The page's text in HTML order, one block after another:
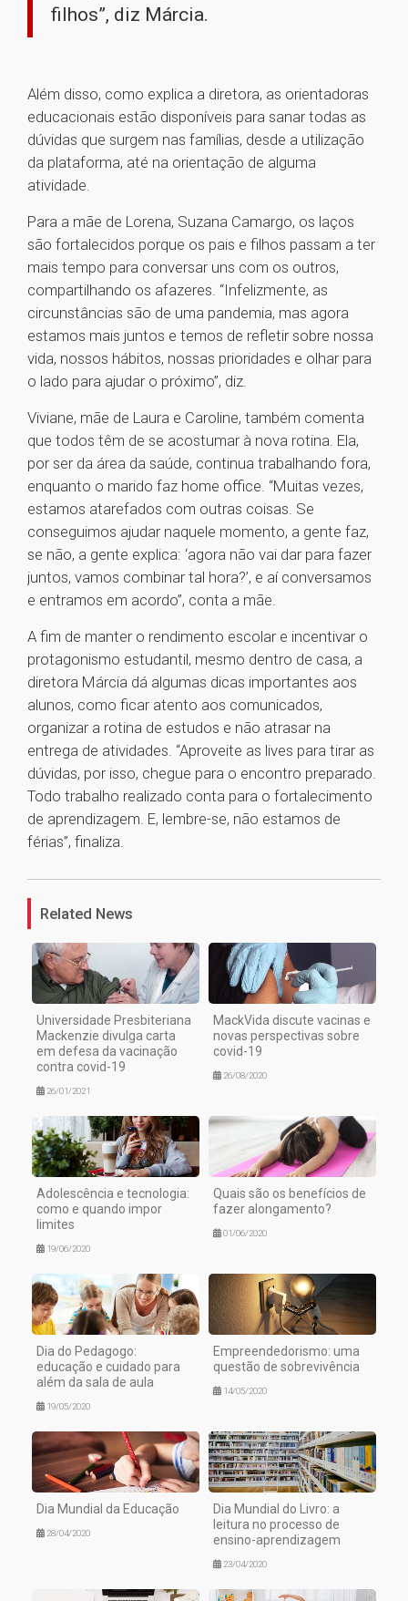
filhos”, diz Márcia.
Além disso, como explica a diretora, as orientadoras
educacionais estão disponíveis para sanar todas as
dúvidas que surgem nas famílias, desde a utilização
da plataforma, até na orientação de alguma
atividade.
Para a mãe de Lorena, Suzana Camargo, os laços
são fortalecidos porque os pais e filhos passam a ter
mais tempo para conversar uns com os outros,
compartilhando os afazeres. “Infelizmente, as
circunstâncias são de uma pandemia, mas agora
estamos mais juntos e temos de refletir sobre nossa
vida, nossos hábitos, nossas prioridades e olhar para
o lado para ajudar o próximo”, diz.
Viviane, mãe de Laura e Caroline, também comenta
que todos têm de se acostumar à nova rotina. Ela,
por ser da área da saúde, continua trabalhando fora,
enquanto o marido faz home office. “Muitas vezes,
estamos atarefados com outras coisas. Se
conseguimos ajudar naquele momento, a gente faz,
se não, a gente explica: ‘agora não vai dar para fazer
juntos, vamos combinar tal hora?’, e aí conversamos
e entramos em acordo”, conta a mãe.
A fim de manter o rendimento escolar e incentivar o
protagonismo estudantil, mesmo dentro de casa, a
diretora Márcia dá algumas dicas importantes aos
alunos, como ficar atento aos comunicados,
organizar a rotina de estudos e não atrasar na
entrega de atividades. “Aproveite as lives para tirar as
dúvidas, por isso, chegue para o encontro preparado.
Todo trabalho realizado conta para o fortalecimento
de aprendizagem. E, lembre-se, não estamos de
férias”, finaliza.
Related News
Universidade Presbiteriana
Mackenzie divulga carta
em defesa da vacinação
contra covid-19
26/01/2021
MackVida discute vacinas e
novas perspectivas sobre
covid-19
26/08/2020
Adolescência e tecnologia:
como e quando impor
limites
19/06/2020
Quais são os benefícios de
fazer alongamento?
01/06/2020
Dia do Pedagogo:
educação e cuidado para
além da sala de aula
19/05/2020
Empreendedorismo: uma
questão de sobrevivência
14/05/2020
Dia Mundial da Educação
28/04/2020
Dia Mundial do Livro: a
leitura no processo de
ensino-aprendizagem
23/04/2020